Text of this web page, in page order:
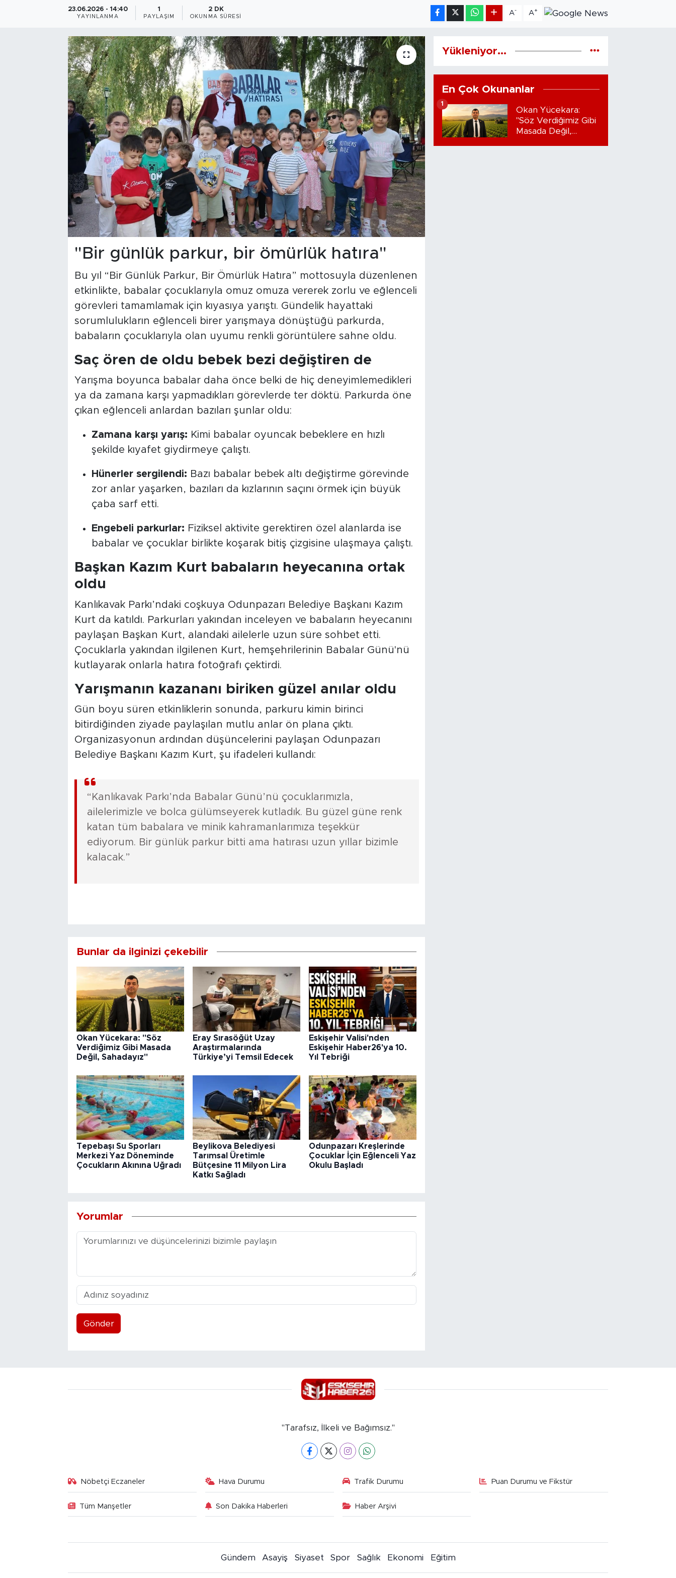
23.06.2026 - 14:40
YAYINLANMA
1
PAYLAŞIM
2 DK
OKUNMA SÜRESI
A- A+
"Bir günlük parkur, bir ömürlük hatıra"
Bu yıl “Bir Günlük Parkur, Bir Ömürlük Hatıra” mottosuyla düzenlenen
etkinlikte, babalar çocuklarıyla omuz omuza vererek zorlu ve eğlenceli
görevleri tamamlamak için kıyasıya yarıştı. Gündelik hayattaki
sorumlulukların eğlenceli birer yarışmaya dönüştüğü parkurda,
babaların çocuklarıyla olan uyumu renkli görüntülere sahne oldu.
Saç ören de oldu bebek bezi değiştiren de
Yarışma boyunca babalar daha önce belki de hiç deneyimlemedikleri
ya da zamana karşı yapmadıkları görevlerde ter döktü. Parkurda öne
çıkan eğlenceli anlardan bazıları şunlar oldu:
Zamana karşı yarış: Kimi babalar oyuncak bebeklere en hızlı
şekilde kıyafet giydirmeye çalıştı.
Hünerler sergilendi: Bazı babalar bebek altı değiştirme görevinde
zor anlar yaşarken, bazıları da kızlarının saçını örmek için büyük
çaba sarf etti.
Engebeli parkurlar: Fiziksel aktivite gerektiren özel alanlarda ise
babalar ve çocuklar birlikte koşarak bitiş çizgisine ulaşmaya çalıştı.
Başkan Kazım Kurt babaların heyecanına ortak
oldu
Kanlıkavak Parkı’ndaki coşkuya Odunpazarı Belediye Başkanı Kazım
Kurt da katıldı. Parkurları yakından inceleyen ve babaların heyecanını
paylaşan Başkan Kurt, alandaki ailelerle uzun süre sohbet etti.
Çocuklarla yakından ilgilenen Kurt, hemşehrilerinin Babalar Günü'nü
kutlayarak onlarla hatıra fotoğrafı çektirdi.
Yarışmanın kazananı biriken güzel anılar oldu
Gün boyu süren etkinliklerin sonunda, parkuru kimin birinci
bitirdiğinden ziyade paylaşılan mutlu anlar ön plana çıktı.
Organizasyonun ardından düşüncelerini paylaşan Odunpazarı
Belediye Başkanı Kazım Kurt, şu ifadeleri kullandı:
“Kanlıkavak Parkı’nda Babalar Günü’nü çocuklarımızla,
ailelerimizle ve bolca gülümseyerek kutladık. Bu güzel güne renk
katan tüm babalara ve minik kahramanlarımıza teşekkür
ediyorum. Bir günlük parkur bitti ama hatırası uzun yıllar bizimle
kalacak.”
Bunlar da ilginizi çekebilir
Okan Yücekara: "Söz
Verdiğimiz Gibi Masada
Değil, Sahadayız"
Eray Sırasöğüt Uzay
Araştırmalarında
Türkiye’yi Temsil Edecek
Eskişehir Valisi'nden
Eskişehir Haber26'ya 10.
Yıl Tebriği
Tepebaşı Su Sporları
Merkezi Yaz Döneminde
Çocukların Akınına Uğradı
Beylikova Belediyesi
Tarımsal Üretimle
Bütçesine 11 Milyon Lira
Katkı Sağladı
Odunpazarı Kreşlerinde
Çocuklar İçin Eğlenceli Yaz
Okulu Başladı
Yorumlar
Gönder
Yükleniyor...
En Çok Okunanlar
Okan Yücekara:
"Söz Verdiğimiz Gibi
Masada Değil,
1
"Tarafsız, İlkeli ve Bağımsız."
Nöbetçi Eczaneler Hava Durumu Trafik Durumu Puan Durumu ve Fikstür
Tüm Manşetler Son Dakika Haberleri Haber Arşivi
Gündem Asayiş Siyaset Spor Sağlık Ekonomi Eğitim
Teknoloji